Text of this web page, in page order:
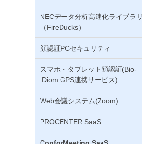
NECデータ分析高速化ライブラリ
（FireDucks）
顔認証PCセキュリティ
スマホ・タブレット顔認証(Bio-
IDiom GPS連携サービス)
Web会議システム(Zoom)
PROCENTER SaaS